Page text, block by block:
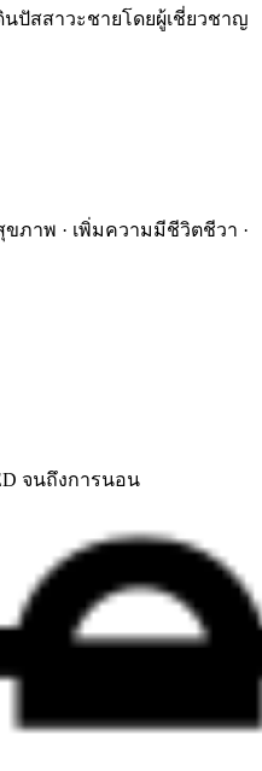
ปัสสาวะชายโดยผู้เชี่ยวชาญ
ภาพ · เพิ่มความมีชีวิตชีวา ·
จนถึงการนอน